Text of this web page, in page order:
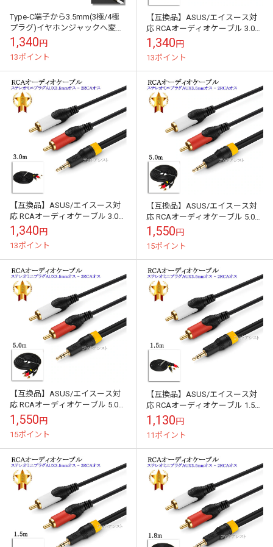
Type-C端子から3.5mm(3極/4極
プラグ)イヤホンジャックへ変換
するアダプター ストレートケ
ーブル 11cm ブラック ...
1,340円
13ポイント
【互換品】ASUS/エイスース対
応 RCAオーディオケーブル 3.0m
(ステレオミニプラグAUX3.5mm
オス - 2RCAオス...
1,340円
13ポイント
【互換品】ASUS/エイスース対
応 RCAオーディオケーブル 3.0m
(ステレオミニプラグAUX3.5mm
オス - 2RCAオス...
1,340円
13ポイント
【互換品】ASUS/エイスース対
応 RCAオーディオケーブル 5.0m
(ステレオミニプラグAUX3.5mm
オス - 2RCAオス...
1,550円
15ポイント
【互換品】ASUS/エイスース対
応 RCAオーディオケーブル 5.0m
(ステレオミニプラグAUX3.5mm
オス - 2RCAオス...
1,550円
15ポイント
【互換品】ASUS/エイスース対
応 RCAオーディオケーブル 1.5m
(ステレオミニプラグAUX3.5mm
オス - 2RCAオス...
1,130円
11ポイント